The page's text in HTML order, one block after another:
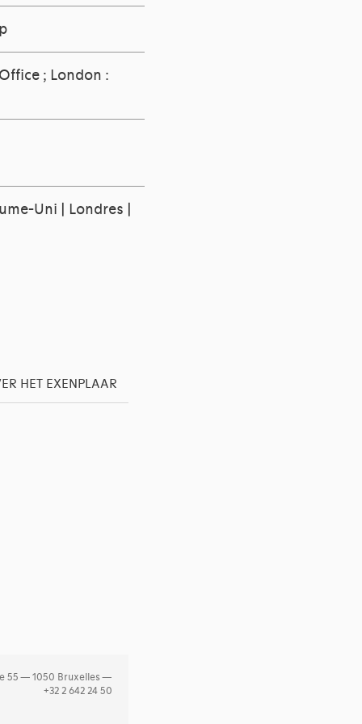
; London :
Uni | Londres |
HET EXENPLAAR
55 — 1050 Bruxelles —
+32 2 642 24 50